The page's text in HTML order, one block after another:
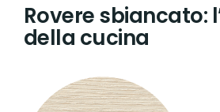
Rovere sbiancato:
della cucina